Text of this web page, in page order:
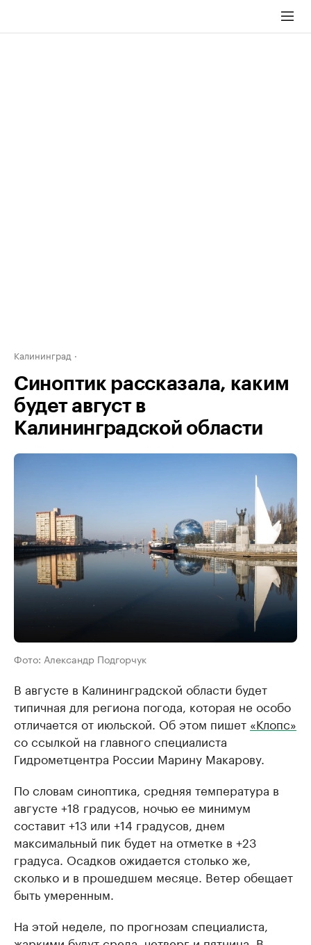
Калининград
Синоптик рассказала, каким
будет август в
Калининградской области
Фото: Александр Подгорчук
В августе в Калининградской области будет
типичная для региона погода, которая не особо
отличается от июльской. Об этом пишет «Клопс»
со ссылкой на главного специалиста
Гидрометцентра России Марину Макарову.
По словам синоптика, средняя температура в
августе +18 градусов, ночью ее минимум
составит +13 или +14 градусов, днем
максимальный пик будет на отметке в +23
градуса. Осадков ожидается столько же,
сколько и в прошедшем месяце. Ветер обещает
быть умеренным.
На этой неделе, по прогнозам специалиста,